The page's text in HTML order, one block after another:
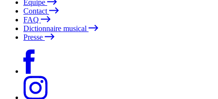
Équipe
Contact
FAQ
Dictionnaire musical
Presse